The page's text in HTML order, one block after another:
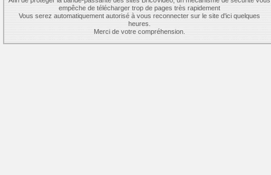
empêche de télécharger trop de pages très rapidement
Vous serez automatiquement autorisé à vous reconnecter sur le site d'ici quelques
heures.
Merci de votre compréhension.